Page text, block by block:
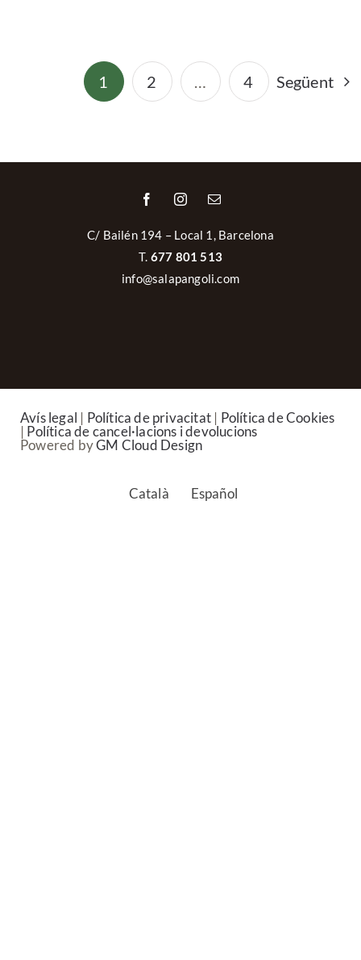
1 2 … 4 Següent
C/ Bailén 194 – Local 1, Barcelona
T. 677 801 513
info@salapangoli.com
Avís legal | Política de privacitat | Política de Cookies
| Política de cancel·lacions i devolucions
Powered byGM Cloud Design
Català Español